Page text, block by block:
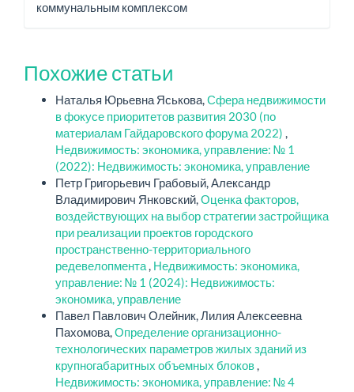
коммунальным комплексом
Похожие статьи
Наталья Юрьевна Яськова,Сфера недвижимости
в фокусе приоритетов развития 2030 (по
материалам Гайдаровского форума 2022) ,
Недвижимость: экономика, управление: № 1
(2022): Недвижимость: экономика, управление
Петр Григорьевич Грабовый, Александр
Владимирович Янковский,Оценка факторов,
воздействующих на выбор стратегии застройщика
при реализации проектов городского
пространственно-территориального
редевелопмента, Недвижимость: экономика,
управление: № 1 (2024): Недвижимость:
экономика, управление
Павел Павлович Олейник, Лилия Алексеевна
Пахомова,Определение организационно-
технологических параметров жилых зданий из
крупногабаритных объемных блоков,
Недвижимость: экономика, управление: № 4